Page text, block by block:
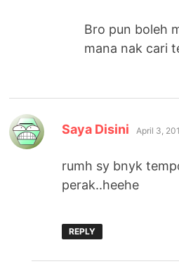
Bro pun boleh
mana nak cari
Saya Disini says:
April 3,
rumh sy bnyk
perak..heehe
REPLY